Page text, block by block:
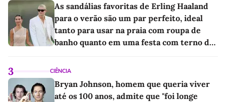
As sandálias favoritas de Erling Haaland
para o verão são um par perfeito, ideal
tanto para usar na praia com roupa de
banho quanto em uma festa com terno de
3 CIÊNCIA
Bryan Johnson, homem que queria viver
até os 100 anos, admite que "foi longe